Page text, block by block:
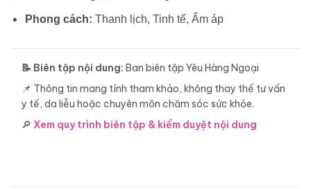
Phong cách: Thanh lịch, Tinh tế, Ấm áp
📝 Biên tập nội dung: Ban biên tập Yêu Hàng Ngoại
📌 Thông tin mang tính tham khảo, không thay thế tư vấn
y tế, da liễu hoặc chuyên môn chăm sóc sức khỏe.
🔎 Xem quy trình biên tập & kiểm duyệt nội dung